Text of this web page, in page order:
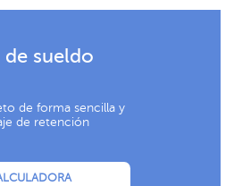
sueldo
de forma sencilla y
de retención